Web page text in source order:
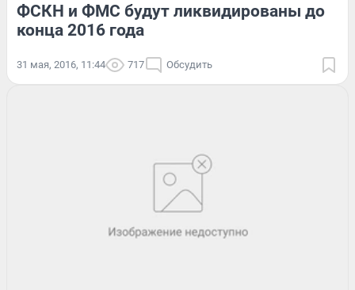
ФСКН и ФМС будут ликвидированы до
конца 2016 года
31 мая, 2016, 11:44 717 Обсудить